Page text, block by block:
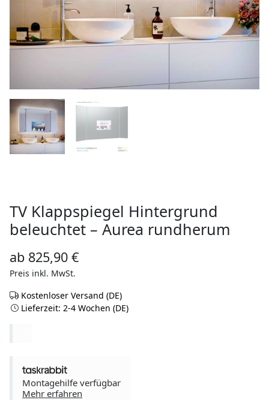
TV Klappspiegel Hintergrund
beleuchtet – Aurea rundherum
ab 825,90 €
Preis inkl. MwSt.
Kostenloser Versand (DE)
Lieferzeit: 2-4 Wochen (DE)
Montagehilfe verfügbar
Mehr erfahren